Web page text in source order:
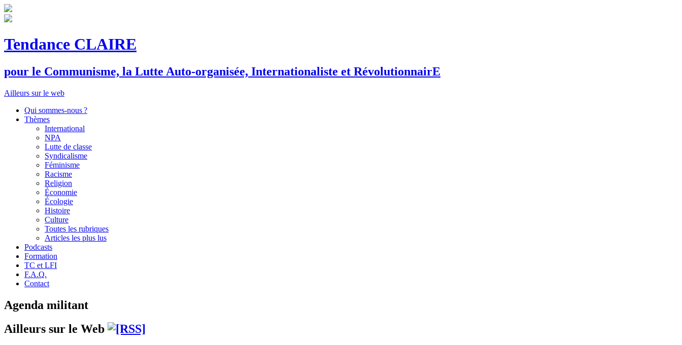
Tendance CLAIRE
pour le Communisme, la Lutte Auto-organisée, Internationaliste et RévolutionnairE
Ailleurs sur le web
Qui sommes-nous ?
Thèmes
International
NPA
Lutte de classe
Syndicalisme
Féminisme
Racisme
Religion
Économie
Écologie
Histoire
Culture
Toutes les rubriques
Articles les plus lus
Podcasts
Formation
TC et LFI
F.A.Q.
Contact
Agenda militant
Ailleurs sur le Web